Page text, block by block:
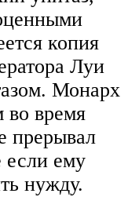
копия
Луи
Монарх
во время
прерывал
если ему
нужду.